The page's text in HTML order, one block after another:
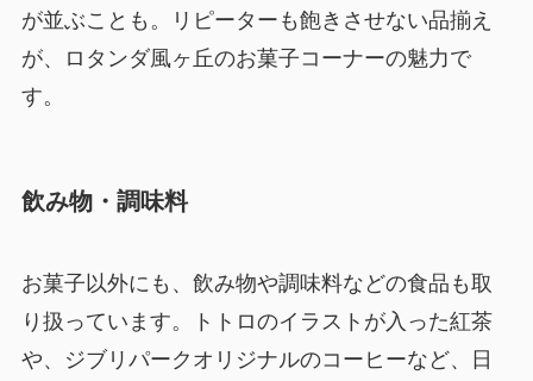
が並ぶことも。リピーターも飽きさせない品揃え
が、ロタンダ風ヶ丘のお菓子コーナーの魅力で
す。
飲み物・調味料
お菓子以外にも、飲み物や調味料などの食品も取
り扱っています。トトロのイラストが入った紅茶
や、ジブリパークオリジナルのコーヒーなど、日